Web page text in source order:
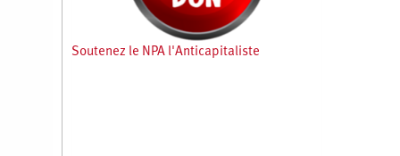
Soutenez le NPA l'Anticapitaliste